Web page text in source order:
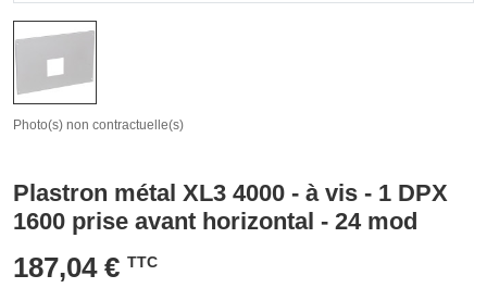
Photo(s) non contractuelle(s)
Plastron métal XL3 4000 - à vis - 1 DPX
1600 prise avant horizontal - 24 mod
187,04 € TTC